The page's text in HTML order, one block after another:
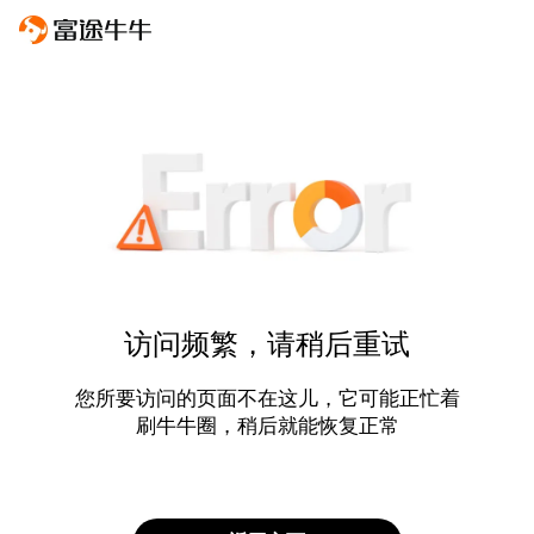
访问频繁，请稍后重试
您所要访问的页面不在这儿，它可能正忙着
刷牛牛圈，稍后就能恢复正常